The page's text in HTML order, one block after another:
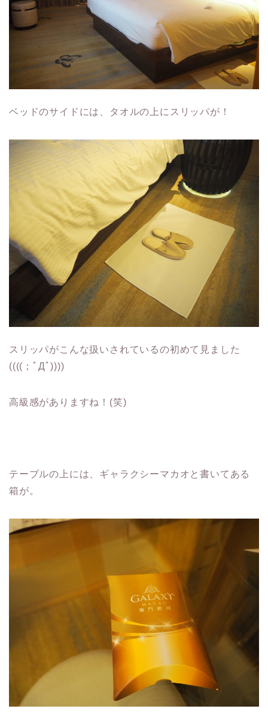
ベッドのサイドには、タオルの上にスリッパが！
スリッパがこんな扱いされているの初めて見ました
((((；ﾟДﾟ))))
高級感がありますね！(笑)
テーブルの上には、ギャラクシーマカオと書いてある
箱が。